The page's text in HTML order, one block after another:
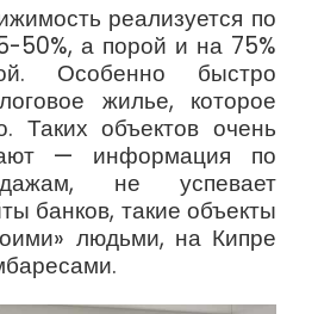
реализуется по
50%, а порой и на 75%
Особенно быстро
жилье, которое
Таких объектов очень
— информация по
не успевает
банков, такие объекты
людьми, на Кипре